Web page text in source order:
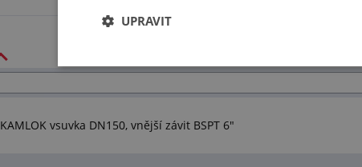
KAMLOK vsuvka DN150, vnější závit BSPT 6"
UPRAVIT